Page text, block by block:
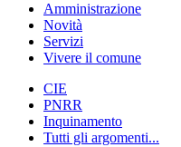
Amministrazione
Novità
Servizi
Vivere il comune
CIE
PNRR
Inquinamento
Tutti gli argomenti...